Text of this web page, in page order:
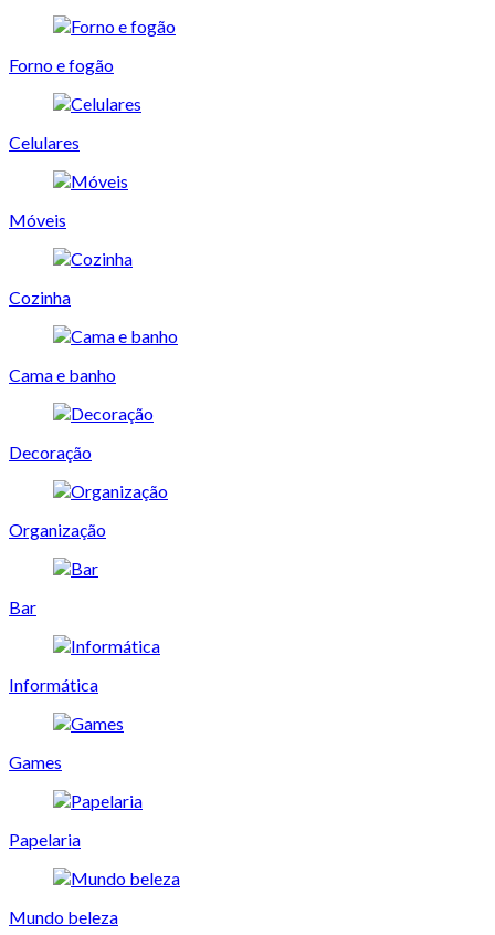
Forno e fogão
Celulares
Móveis
Cozinha
Cama e banho
Decoração
Organização
Bar
Informática
Games
Papelaria
Mundo beleza